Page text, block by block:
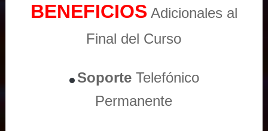
BENEFICIOS Adicionales al
Final del Curso
Soporte Telefónico
Permanente